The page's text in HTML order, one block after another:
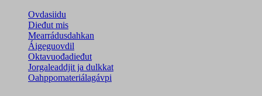
Ovdasiidu
Dieđut mis
Mearrádusdahkan
Áigeguovdil
Oktavuođadieđut
Jorgaleaddjit ja dulkkat
Oahppomateriálagávpi